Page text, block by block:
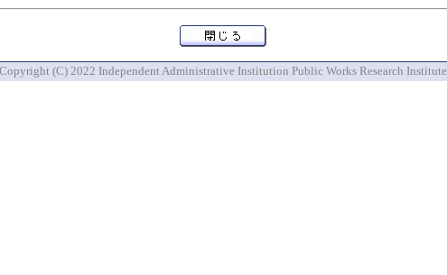
Copyright (C) 2022 Independent Administrative Institution Public Works Research Institute